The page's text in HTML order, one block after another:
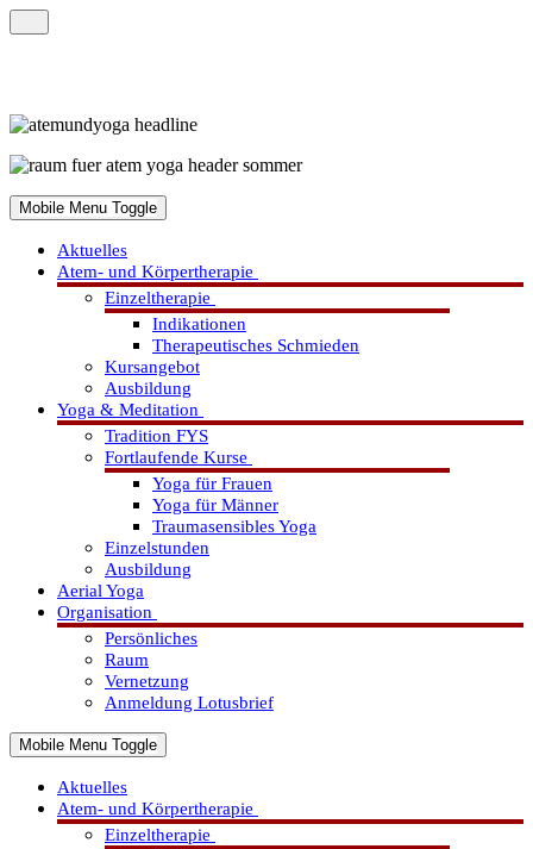
Mobile Menu Toggle
Aktuelles
Atem- und Körpertherapie
Einzeltherapie
Indikationen
Therapeutisches Schmieden
Kursangebot
Ausbildung
Yoga & Meditation
Tradition FYS
Fortlaufende Kurse
Yoga für Frauen
Yoga für Männer
Traumasensibles Yoga
Einzelstunden
Ausbildung
Aerial Yoga
Organisation
Persönliches
Raum
Vernetzung
Anmeldung Lotusbrief
Mobile Menu Toggle
Aktuelles
Atem- und Körpertherapie
Einzeltherapie